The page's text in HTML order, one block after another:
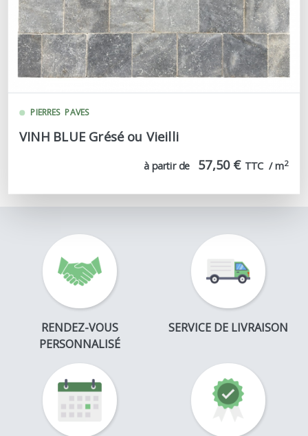
PIERRES PAVES
VINH BLUE Grésé ou Vieilli
à partir de 57,50 € TTC  / m2
RENDEZ-VOUS
PERSONNALISÉ
SERVICE DE LIVRAISON